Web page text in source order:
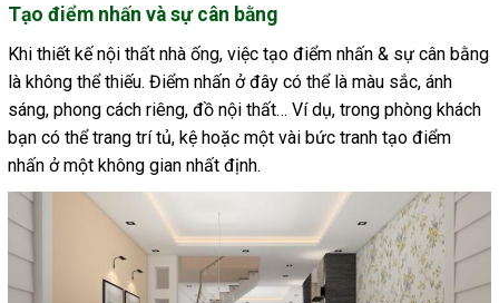
Tạo điểm nhấn và sự cân bằng
Khi thiết kế nội thất nhà ống, việc tạo điểm nhấn & sự cân bằng
là không thể thiếu. Điểm nhấn ở đây có thể là màu sắc, ánh
sáng, phong cách riêng, đồ nội thất… Ví dụ, trong phòng khách
bạn có thể trang trí tủ, kệ hoặc một vài bức tranh tạo điểm
nhấn ở một không gian nhất định.